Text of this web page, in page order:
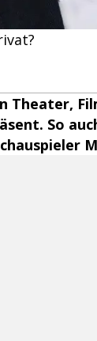
Theater,
So